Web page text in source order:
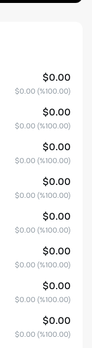
$0.00
$0.00 (%100.00)
$0.00
$0.00 (%100.00)
$0.00
$0.00 (%100.00)
$0.00
$0.00 (%100.00)
$0.00
$0.00 (%100.00)
$0.00
$0.00 (%100.00)
$0.00
$0.00 (%100.00)
$0.00
$0.00 (%100.00)